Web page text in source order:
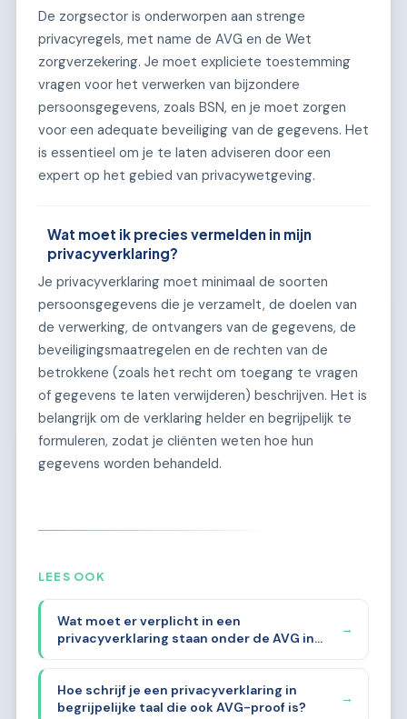
De zorgsector is onderworpen aan strenge
privacyregels, met name de AVG en de Wet
zorgverzekering. Je moet expliciete toestemming
vragen voor het verwerken van bijzondere
persoonsgegevens, zoals BSN, en je moet zorgen
voor een adequate beveiliging van de gegevens. Het
is essentieel om je te laten adviseren door een
expert op het gebied van privacywetgeving.
Wat moet ik precies vermelden in mijn
privacyverklaring?
Je privacyverklaring moet minimaal de soorten
persoonsgegevens die je verzamelt, de doelen van
de verwerking, de ontvangers van de gegevens, de
beveiligingsmaatregelen en de rechten van de
betrokkene (zoals het recht om toegang te vragen
of gegevens te laten verwijderen) beschrijven. Het is
belangrijk om de verklaring helder en begrijpelijk te
formuleren, zodat je cliënten weten hoe hun
gegevens worden behandeld.
LEES OOK
Wat moet er verplicht in een
privacyverklaring staan onder de AVG in
2026?
→
Hoe schrijf je een privacyverklaring in
begrijpelijke taal die ook AVG-proof is?
→